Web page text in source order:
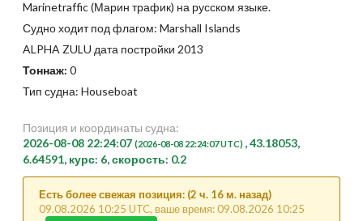
Marinetraffic (Марин трафик) на русском языке.
Судно ходит под флагом: Marshall Islands
ALPHA ZULU дата постройки 2013
Тоннаж: 0
Тип судна: Houseboat
Позиция и координаты судна:
2026-08-08 22:24:07 (2026-08-08 22:24:07 UTC) , 43.18053,
6.64591, курс: 6, скорость: 0.2
Есть более свежая позиция: (2 ч. 16 м. назад)
09.08.2026 10:25 UTC, ваше время: 09.08.2026 10:25